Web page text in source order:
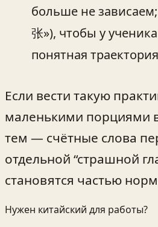
больше не
张»), чтобы у
понятная
Если вести такую
маленькими порциями
тем — счётные слова
отдельной “страшной
становятся частью
Нужен китайский для работы?